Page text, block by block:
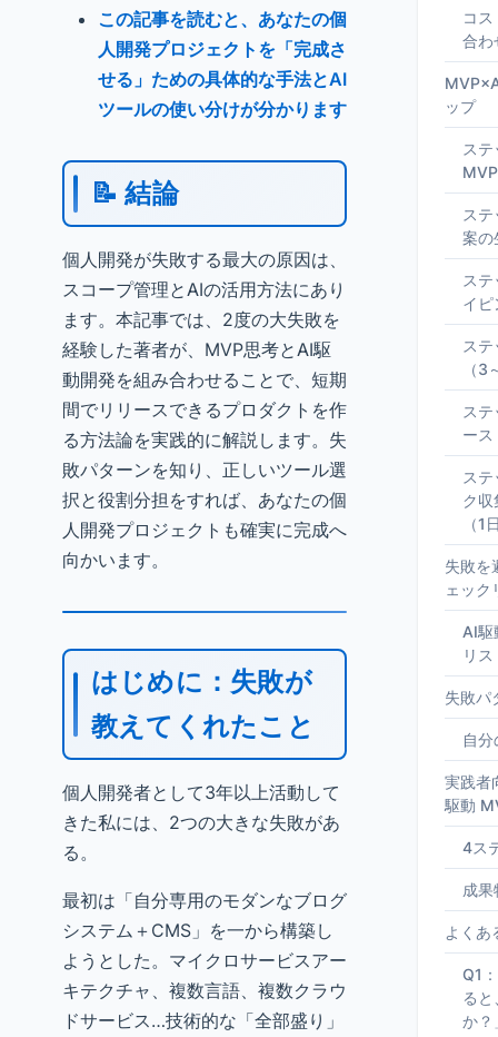
この記事を読むと、あなたの個
人開発プロジェクトを「完成さ
せる」ための具体的な手法とAI
ツールの使い分けが分かります
📝 結論
個人開発が失敗する最大の原因は、
スコープ管理とAIの活用方法にあり
ます。本記事では、2度の大失敗を
経験した著者が、MVP思考とAI駆
動開発を組み合わせることで、短期
間でリリースできるプロダクトを作
る方法論を実践的に解説します。失
敗パターンを知り、正しいツール選
択と役割分担をすれば、あなたの個
人開発プロジェクトも確実に完成へ
向かいます。
はじめに：失敗が
教えてくれたこと
個人開発者として3年以上活動して
きた私には、2つの大きな失敗があ
る。
最初は「自分専用のモダンなブログ
システム＋CMS」を一から構築し
ようとした。マイクロサービスアー
キテクチャ、複数言語、複数クラウ
ドサービス…技術的な「全部盛り」
コ
合わ
ップ
ス
ス
案の
ス
イピ
ス
（3
ス
ース
ス
ク収
（1
失敗を
ェック
AI駆
リス
失敗パ
自
実践者
駆動
4ス
成果
よくあ
Q1
る
か？